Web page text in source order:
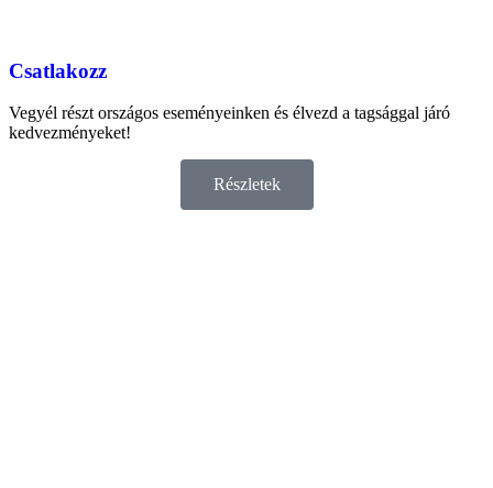
Csatlakozz
Vegyél részt országos eseményeinken és élvezd a tagsággal járó
kedvezményeket!
Részletek